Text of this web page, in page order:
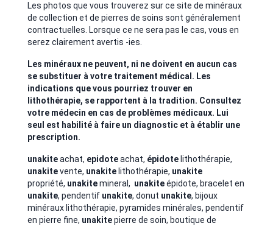
Les photos que vous trouverez sur ce site de minéraux
de collection et de pierres de soins sont généralement
contractuelles. Lorsque ce ne sera pas le cas, vous en
serez clairement avertis -ies.
Les minéraux ne peuvent, ni ne doivent en aucun cas
se substituer à votre traitement médical. Les
indications que vous pourriez trouver en
lithothérapie, se rapportent à la tradition. Consultez
votre médecin en cas de problèmes médicaux. Lui
seul est habilité à faire un diagnostic et à établir une
prescription.
unakiteachat, epidoteachat, épidote lithothérapie,
unakitevente, unakite lithothérapie, unakite
propriété, unakitemineral, unakiteépidote, bracelet en
unakite, pendentif unakite, donut unakite, bijoux
minéraux lithothérapie, pyramides minérales, pendentif
en pierre fine, unakitepierre de soin, boutique de